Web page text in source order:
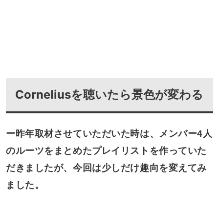
Corneliusを聴いたら景色が変わる
ー昨年取材させていただいた時は、メンバー4人
のルーツをまとめたプレイリストを作っていた
だきましたが、今回は少しだけ趣向を変えてみ
ました。